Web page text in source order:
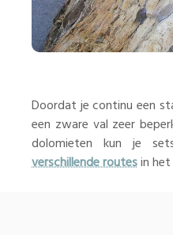
Doordat je continu een
een zware val zeer
dolomieten kun je
verschillende routesin